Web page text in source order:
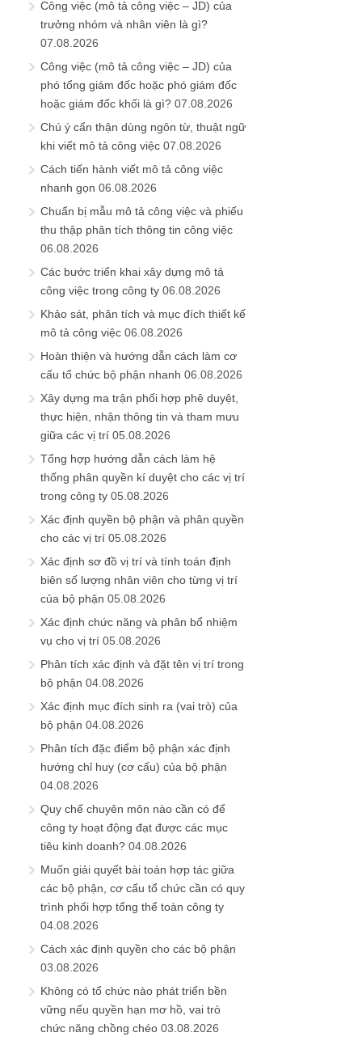
Công việc (mô tả công việc – JD) của
trưởng nhóm và nhân viên là gì?
07.08.2026
Công việc (mô tả công việc – JD) của
phó tổng giám đốc hoặc phó giám đốc
hoặc giám đốc khối là gì? 07.08.2026
Chú ý cẩn thận dùng ngôn từ, thuật ngữ
khi viết mô tả công việc 07.08.2026
Cách tiến hành viết mô tả công việc
nhanh gọn 06.08.2026
Chuẩn bị mẫu mô tả công việc và phiếu
thu thập phân tích thông tin công việc
06.08.2026
Các bước triển khai xây dựng mô tả
công việc trong công ty 06.08.2026
Khảo sát, phân tích và mục đích thiết kế
mô tả công việc 06.08.2026
Hoàn thiện và hướng dẫn cách làm cơ
cấu tổ chức bộ phận nhanh 06.08.2026
Xây dựng ma trận phối hợp phê duyệt,
thực hiện, nhận thông tin và tham mưu
giữa các vị trí 05.08.2026
Tổng hợp hướng dẫn cách làm hệ
thống phân quyền kí duyệt cho các vị trí
trong công ty 05.08.2026
Xác định quyền bộ phận và phân quyền
cho các vị trí 05.08.2026
Xác định sơ đồ vị trí và tính toán định
biên số lượng nhân viên cho từng vị trí
của bộ phận 05.08.2026
Xác định chức năng và phân bổ nhiệm
vụ cho vị trí 05.08.2026
Phân tích xác định và đặt tên vị trí trong
bộ phận 04.08.2026
Xác định mục đích sinh ra (vai trò) của
bộ phận 04.08.2026
Phân tích đặc điểm bộ phận xác định
hướng chỉ huy (cơ cấu) của bộ phận
04.08.2026
Quy chế chuyên môn nào cần có để
công ty hoạt động đạt được các mục
tiêu kinh doanh? 04.08.2026
Muốn giải quyết bài toán hợp tác giữa
các bộ phận, cơ cấu tổ chức cần có quy
trình phối hợp tổng thể toàn công ty
04.08.2026
Cách xác định quyền cho các bộ phận
03.08.2026
Không có tổ chức nào phát triển bền
vững nếu quyền hạn mơ hồ, vai trò
chức năng chồng chéo 03.08.2026